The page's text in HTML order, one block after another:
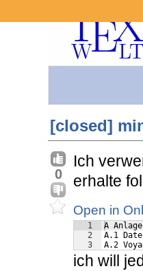
[closed]
0
Ich
erhalte
Open in
1
2
3
A
A.1
A.2
ich will